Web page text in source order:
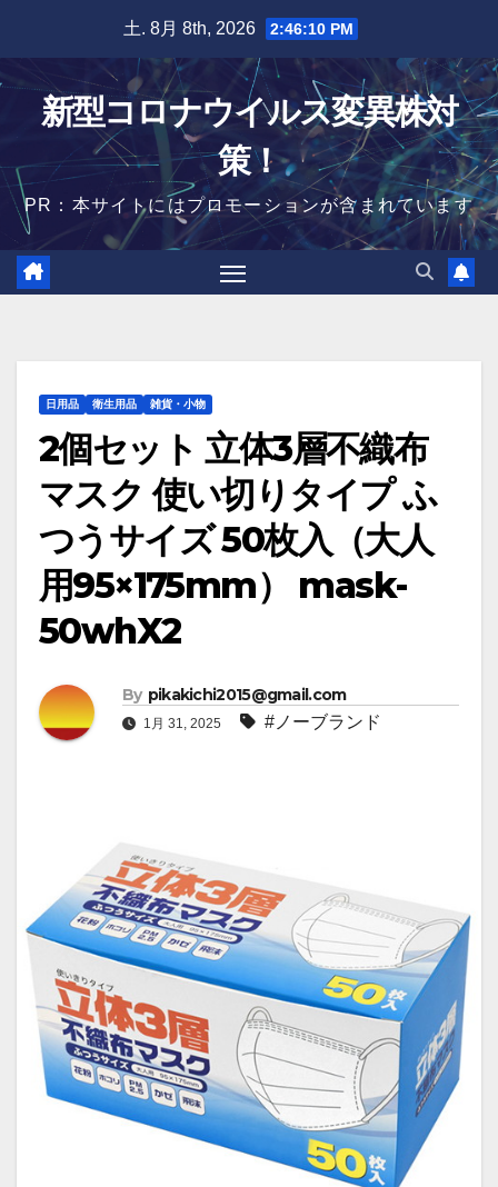
content
土. 8月 8th, 2026 2:46:11 PM
新型コロナウイルス変異株対
策！
PR：本サイトにはプロモーションが含まれています
日用品 衛生用品 雑貨・小物
2個セット 立体3層不織布
マスク 使い切りタイプ ふ
つうサイズ 50枚入（大人
用95×175mm） mask-
50whX2
By pikakichi2015@gmail.com
1月 31, 2025 #ノーブランド